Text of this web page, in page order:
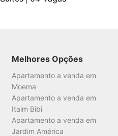
Melhores Opções
Apartamento a venda em
Moema
Apartamento a venda em
Itaim Bibi
Apartamento a venda em
Jardim América